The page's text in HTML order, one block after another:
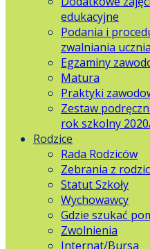
edukacyjne
Podania i
zwalniania ucznia
Egzaminy
Matura
Praktyki
Zestaw
rok szkolny
Rodzice
Rada Rodziców
Zebrania z
Statut Szkoły
Wychowawcy
Gdzie szukać
Zwolnienia
Internat/Bursa